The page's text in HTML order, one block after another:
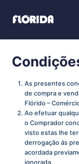
As presentes
de compra e
Flórido –
Ao efetuar
o Comprador
visto estas lhe
derrogação ás
acordada
ignorada.